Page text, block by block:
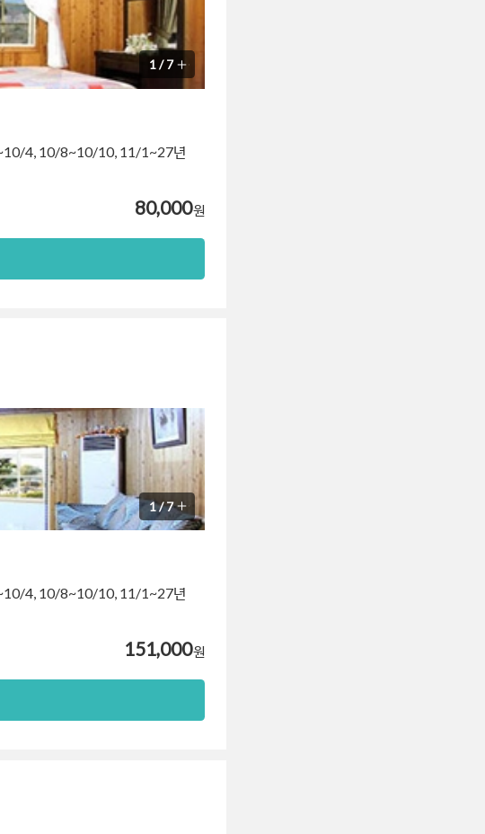
1/7
4, 10/8~10/10, 11/1~27년
80,000원
1/7
4, 10/8~10/10, 11/1~27년
151,000원